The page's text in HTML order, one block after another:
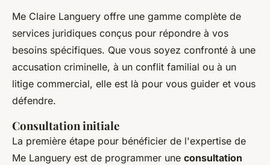
Me Claire Languery offre une gamme complète de
services juridiques conçus pour répondre à vos
besoins spécifiques. Que vous soyez confronté à une
accusation criminelle, à un conflit familial ou à un
litige commercial, elle est là pour vous guider et vous
défendre.
Consultation initiale
La première étape pour bénéficier de l'expertise de
Me Languery est de programmer une consultation